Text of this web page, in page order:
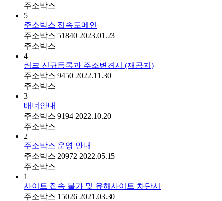
주소박스
5
주소박스 접속도메인
주소박스 51840 2023.01.23
주소박스
4
링크 신규등록과 주소변경시 (재공지)
주소박스 9450 2022.11.30
주소박스
3
배너안내
주소박스 9194 2022.10.20
주소박스
2
주소박스 운영 안내
주소박스 20972 2022.05.15
주소박스
1
사이트 접속 불가 및 유해사이트 차단시
주소박스 15026 2021.03.30